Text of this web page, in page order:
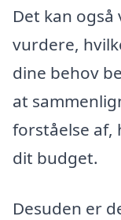
Det kan
vurdere,
dine behov
at
forståelse af,
dit budget.
Desuden er